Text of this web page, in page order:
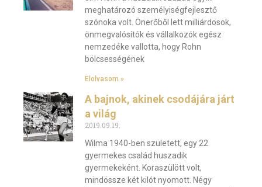
meghatározó személyiségfejlesztő
szónoka volt. Önerőből lett milliárdosok,
önmegvalósítók és vállalkozók egész
nemzedéke vallotta, hogy Rohn
bölcsességének
Elolvasom »
A bajnok, akinek csodájára járt
a világ
2019.09.19.
Wilma 1940-ben született, egy 22
gyermekes család huszadik
gyermekeként. Koraszülött volt,
mindössze két kilót nyomott. Négy